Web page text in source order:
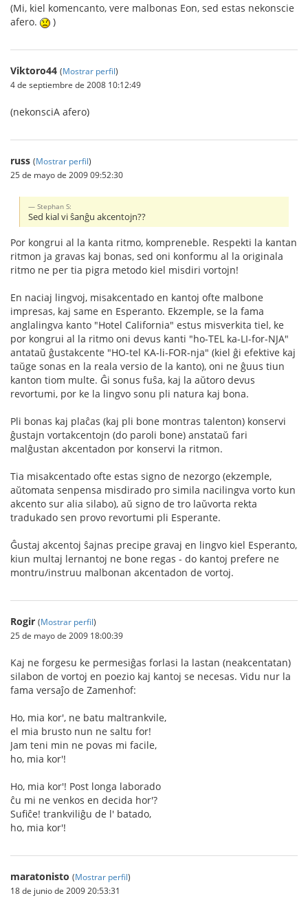
(Mi, kiel komencanto, vere malbonas Eon, sed estas nekonscie
afero.
)
Viktoro44 (Mostrar perfil)
4 de septiembre de 2008 10:12:49
(nekonsciA afero)
russ (Mostrar perfil)
25 de mayo de 2009 09:52:30
Stephan S:
Sed kial vi ŝanĝu akcentojn??
Por kongrui al la kanta ritmo, kompreneble. Respekti la kantan
ritmon ja gravas kaj bonas, sed oni konformu al la originala
ritmo ne per tia pigra metodo kiel misdiri vortojn!
En naciaj lingvoj, misakcentado en kantoj ofte malbone
impresas, kaj same en Esperanto. Ekzemple, se la fama
anglalingva kanto "Hotel California" estus misverkita tiel, ke
por kongrui al la ritmo oni devus kanti "ho-TEL ka-LI-for-NJA"
antataŭ ĝustakcente "HO-tel KA-li-FOR-nja" (kiel ĝi efektive kaj
taŭge sonas en la reala versio de la kanto), oni ne ĝuus tiun
kanton tiom multe. Ĝi sonus fuŝa, kaj la aŭtoro devus
revortumi, por ke la lingvo sonu pli natura kaj bona.
Pli bonas kaj plaĉas (kaj pli bone montras talenton) konservi
ĝustajn vortakcentojn (do paroli bone) anstataŭ fari
malĝustan akcentadon por konservi la ritmon.
Tia misakcentado ofte estas signo de nezorgo (ekzemple,
aŭtomata senpensa misdirado pro simila nacilingva vorto kun
akcento sur alia silabo), aŭ signo de tro laŭvorta rekta
tradukado sen provo revortumi pli Esperante.
Ĝustaj akcentoj ŝajnas precipe gravaj en lingvo kiel Esperanto,
kiun multaj lernantoj ne bone regas - do kantoj prefere ne
montru/instruu malbonan akcentadon de vortoj.
Rogir (Mostrar perfil)
25 de mayo de 2009 18:00:39
Kaj ne forgesu ke permesiĝas forlasi la lastan (neakcentatan)
silabon de vortoj en poezio kaj kantoj se necesas. Vidu nur la
fama versaĵo de Zamenhof:
Ho, mia kor', ne batu maltrankvile,
el mia brusto nun ne saltu for!
Jam teni min ne povas mi facile,
ho, mia kor'!
Ho, mia kor'! Post longa laborado
ĉu mi ne venkos en decida hor'?
Sufiĉe! trankviliĝu de l' batado,
ho, mia kor'!
maratonisto (Mostrar perfil)
18 de junio de 2009 20:53:31